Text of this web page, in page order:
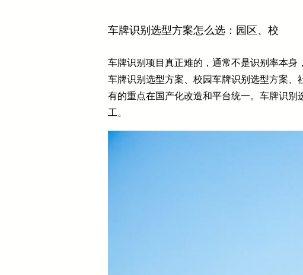
车牌识别选型方案怎么选：园区、校
车牌识别项目真正难的，通常不是识别率本
车牌识别选型方案、校园车牌识别选型方案、
有的重点在国产化改造和平台统一。车牌识
工。